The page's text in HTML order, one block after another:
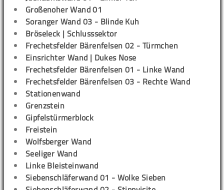
Großenoher Wand 01
Soranger Wand 03 - Blinde Kuh
Bröseleck | Schlusssektor
Frechetsfelder Bärenfelsen 02 - Türmchen
Einsrichter Wand | Dukes Nose
Frechetsfelder Bärenfelsen 01 - Linke Wand
Frechetsfelder Bärenfelsen 03 - Rechte Wand
Stationenwand
Grenzstein
Gipfelstürmerblock
Freistein
Wolfsberger Wand
Seeliger Wand
Linke Bleisteinwand
Siebenschläferwand 01 - Wolke Sieben